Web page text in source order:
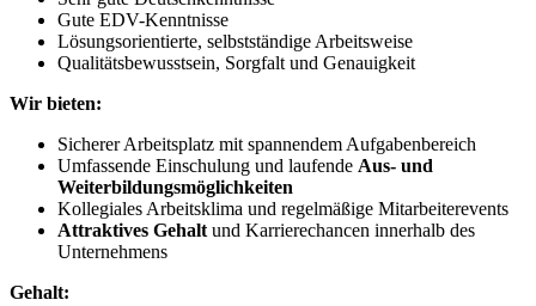
Gute EDV-Kenntnisse
Lösungsorientierte, selbstständige Arbeitsweise
Qualitätsbewusstsein, Sorgfalt und Genauigkeit
Wir bieten:
Sicherer Arbeitsplatz mit spannendem Aufgabenbereich
Umfassende Einschulung und laufende Aus- und
Weiterbildungsmöglichkeiten
Kollegiales Arbeitsklima und regelmäßige Mitarbeiterevents
Attraktives Gehalt und Karrierechancen innerhalb des
Unternehmens
Gehalt: